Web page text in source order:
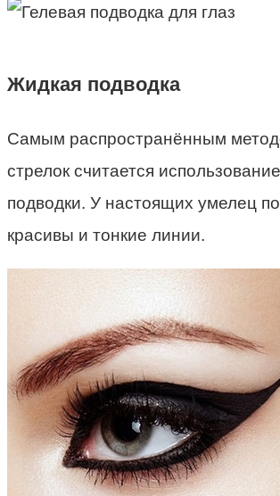
Жидкая подводка
Самым распространённым
стрелок считается
подводки. У настоящих умелец
красивы и тонкие линии.